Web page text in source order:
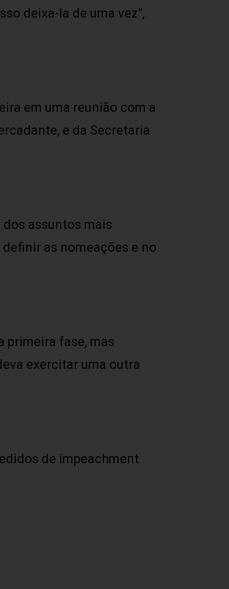
deixa-la de uma vez”,
em uma reunião com a
e da Secretaria
dos assuntos mais
as nomeações e no
primeira fase, mas
exercitar uma outra
de impeachment